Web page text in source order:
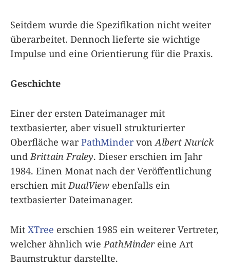
Seitdem wurde die Spezifikation nicht weiter
überarbeitet. Dennoch lieferte sie wichtige
Impulse und eine Orientierung für die Praxis.
Geschichte
Einer der ersten Dateimanager mit
textbasierter, aber visuell strukturierter
Oberfläche warPathMindervon Albert Nurick
und Brittain Fraley. Dieser erschien im Jahr
1984. Einen Monat nach der Veröffentlichung
erschien mit DualView ebenfalls ein
textbasierter Dateimanager.
Mit XTree erschien 1985 ein weiterer Vertreter,
welcher ähnlich wie PathMindereine Art
Baumstruktur darstellte.